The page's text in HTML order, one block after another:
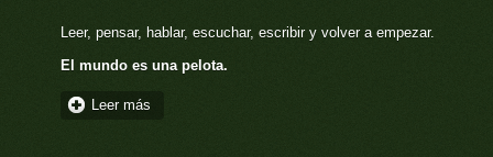
Leer, pensar, hablar, escuchar, escribir y volver a empezar.
El mundo es una pelota.
Leer más